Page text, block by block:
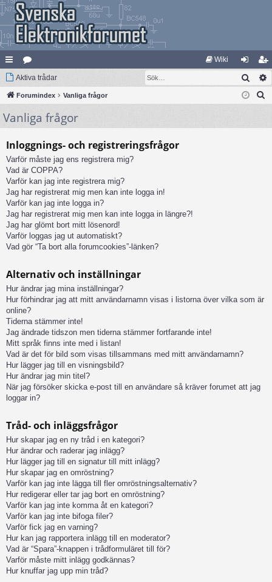
na
bb
lä
ar
at
eg
ori
Wiki
og
ga
li
m
Aktiva trådar Sök
Forumindex Vanliga frågor
Vanliga frågor
Inloggnings- och registreringsfrågor
Varför måste jag ens registrera mig?
Vad är COPPA?
Varför kan jag inte registrera mig?
Jag har registrerat mig men kan inte logga in!
Varför kan jag inte logga in?
Jag har registrerat mig men kan inte logga in längre?!
Jag har glömt bort mitt lösenord!
Varför loggas jag ut automatiskt?
Vad gör “Ta bort alla forumcookies”-länken?
Alternativ och inställningar
Hur ändrar jag mina inställningar?
Hur förhindrar jag att mitt användarnamn visas i listorna över vilka som är
online?
Tiderna stämmer inte!
Jag ändrade tidszon men tiderna stämmer fortfarande inte!
Mitt språk finns inte med i listan!
Vad är det för bild som visas tillsammans med mitt användarnamn?
Hur lägger jag till en visningsbild?
Hur ändrar jag min titel?
När jag försöker skicka e-post till en användare så kräver forumet att jag
loggar in?
Tråd- och inläggsfrågor
Hur skapar jag en ny tråd i en kategori?
Hur ändrar och raderar jag inlägg?
Hur lägger jag till en signatur till mitt inlägg?
Hur skapar jag en omröstning?
Varför kan jag inte lägga till fler omröstningsalternativ?
Hur redigerar eller tar jag bort en omröstning?
Varför kan jag inte komma åt en kategori?
Varför kan jag inte bifoga filer?
Varför fick jag en varning?
Hur kan jag rapportera inlägg till en moderator?
Vad är “Spara”-knappen i trådformuläret till för?
Varför måste mitt inlägg godkännas?
Hur knuffar jag upp min tråd?